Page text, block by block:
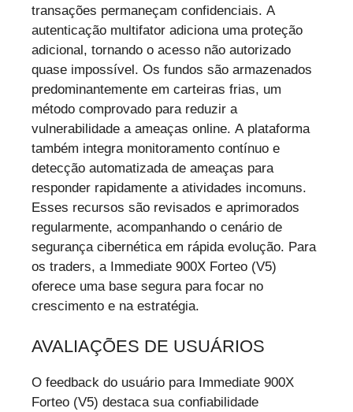
transações permaneçam confidenciais. A
autenticação multifator adiciona uma proteção
adicional, tornando o acesso não autorizado
quase impossível. Os fundos são armazenados
predominantemente em carteiras frias, um
método comprovado para reduzir a
vulnerabilidade a ameaças online. A plataforma
também integra monitoramento contínuo e
detecção automatizada de ameaças para
responder rapidamente a atividades incomuns.
Esses recursos são revisados e aprimorados
regularmente, acompanhando o cenário de
segurança cibernética em rápida evolução. Para
os traders, a Immediate 900X Forteo (V5)
oferece uma base segura para focar no
crescimento e na estratégia.
AVALIAÇÕES DE USUÁRIOS
O feedback do usuário para Immediate 900X
Forteo (V5) destaca sua confiabilidade